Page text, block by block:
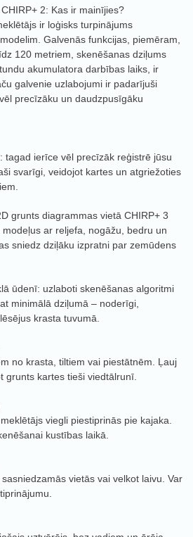
2: Kas ir mainījies?
ir loģisks turpinājums
Galvenās funkcijas, piemēram,
120 metriem, skenēšanas dziļums
akumulatora darbības laiks, ir
galvenie uzlabojumi ir padarījuši
precīzāku un daudzpusīgāku
tagad ierīce vēl precīzāk reģistrē jūsu
svarīgi, veidojot kartes un atgriežoties
grunts diagrammas vietā CHIRP+ 3
ar reljefa, nogāžu, bedru un
sniedz dziļāku izpratni par zemūdens
ūdenī: uzlaboti skenēšanas algoritmi
minimālā dziļumā – noderīgi,
krasta tuvumā.
no krasta, tiltiem vai piestātnēm. Ļauj
grunts kartes tieši viedtālrunī.
viegli piestiprinās pie kajaka.
kustības laikā.
vietās vai velkot laivu. Var